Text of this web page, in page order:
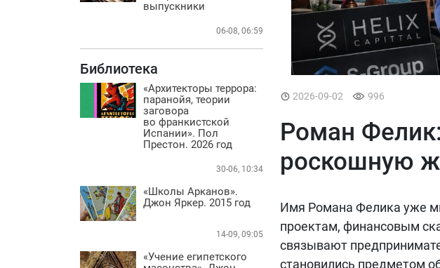
Практика
ФОТО
выпускники
06-08, 06:59
Библиотека
«Архитекторы террора:
паранойя, теории
заговора
во франкистской
Испании». Пол
Престон. 2026 год
30-06, 10:34
«Школы Арканов».
Джон Яркер. 2015 год
14-09, 09:05
«Учение египетского
2026-09-02 996
Роман
роскошную
Имя Романа Фелика уже
проектам, финансовым
связывают
становились предметом